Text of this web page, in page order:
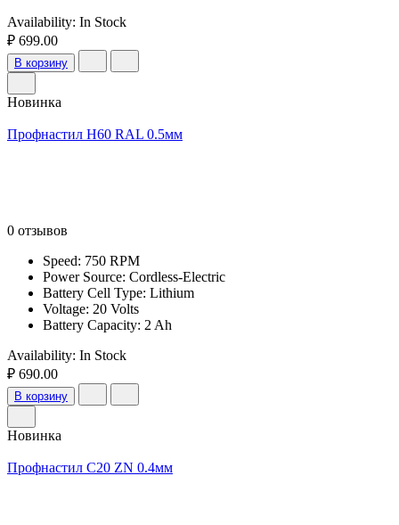
Availability: In Stock
₽ 699.00
В корзину
Новинка
Профнастил Н60 RAL 0.5мм
0 отзывов
Speed: 750 RPM
Power Source: Cordless-Electric
Battery Cell Type: Lithium
Voltage: 20 Volts
Battery Capacity: 2 Ah
Availability: In Stock
₽ 690.00
В корзину
Новинка
Профнастил С20 ZN 0.4мм